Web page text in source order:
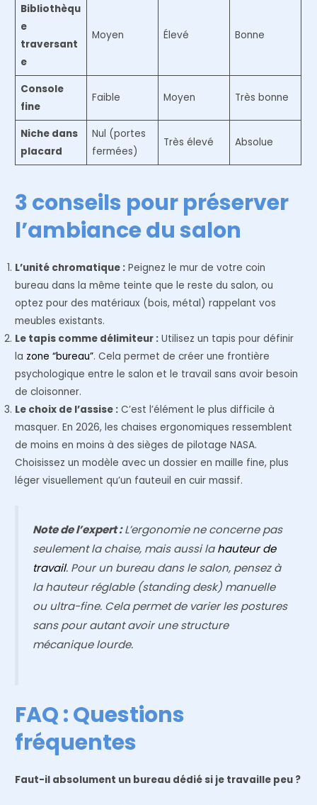
Bibliothèqu
e
traversant
e
Moyen Élevé Bonne
Console
fine
Faible Moyen Très bonne
Niche dans
placard
Nul (portes
fermées)
Très élevé Absolue
3 conseils pour préserver
l’ambiance du salon
L’unité chromatique : Peignez le mur de votre coin
bureau dans la même teinte que le reste du salon, ou
optez pour des matériaux (bois, métal) rappelant vos
meubles existants.
Le tapis comme délimiteur : Utilisez un tapis pour définir
la zone “bureau”. Cela permet de créer une frontière
psychologique entre le salon et le travail sans avoir besoin
de cloisonner.
Le choix de l’assise : C’est l’élément le plus difficile à
masquer. En 2026, les chaises ergonomiques ressemblent
de moins en moins à des sièges de pilotage NASA.
Choisissez un modèle avec un dossier en maille fine, plus
léger visuellement qu’un fauteuil en cuir massif.
Note de l’expert :L’ergonomie ne concerne pas
seulement la chaise, mais aussi lahauteur de
travail. Pour un bureau dans le salon, pensez à
la hauteur réglable (standing desk) manuelle
ou ultra-fine. Cela permet de varier les postures
sans pour autant avoir une structure
mécanique lourde.
FAQ : Questions
fréquentes
Faut-il absolument un bureau dédié si je travaille peu ?